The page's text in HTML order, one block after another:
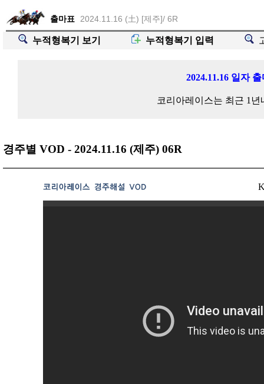
출마표 2024.11.16 (土) [제주]/ 6R
누적형복기 보기 누적형복기 입력
2024.11.16 일자
코리아레이스는 최근 1
경주별 VOD - 2024.11.16 (제주) 06R